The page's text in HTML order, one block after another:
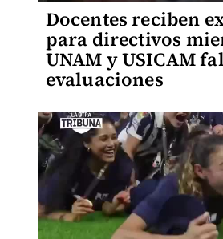
Docentes reciben
para directivos
UNAM y USICAM
evaluaciones